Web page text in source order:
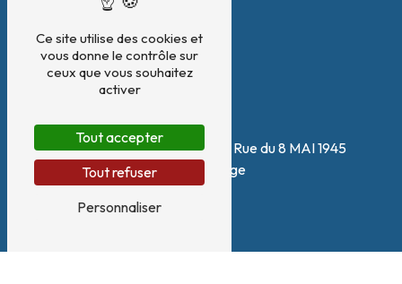
Adresse
180 Zone artisanale Le Plan, Rue du 8 MAI 1945
38140 Renage
Ce site utilise des cookies et
vous donne le contrôle sur
ceux que vous souhaitez
activer
Tout accepter
Tout refuser
Personnaliser